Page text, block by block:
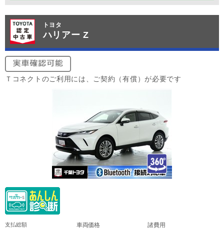
トヨタ
ハリアー Z
Ｔコネクトのご利用には、ご契約（有償）が必要です
支払総額 車両価格 諸費用